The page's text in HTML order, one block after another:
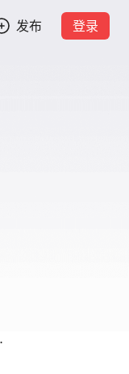
发布 登录